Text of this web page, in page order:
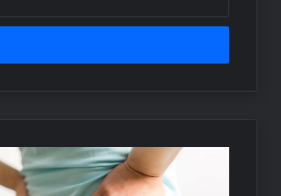
Vücuda etkisi inanılmaz!